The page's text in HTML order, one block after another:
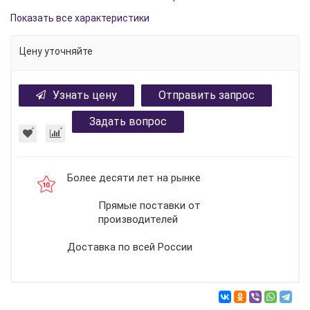
Показать все характеристики
Цену уточняйте
Узнать цену
Отправить запрос
Задать вопрос
Более десяти лет на рынке
Прямые поставки от
производителей
Доставка по всей России